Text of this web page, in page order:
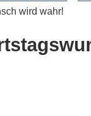
wird wahr!